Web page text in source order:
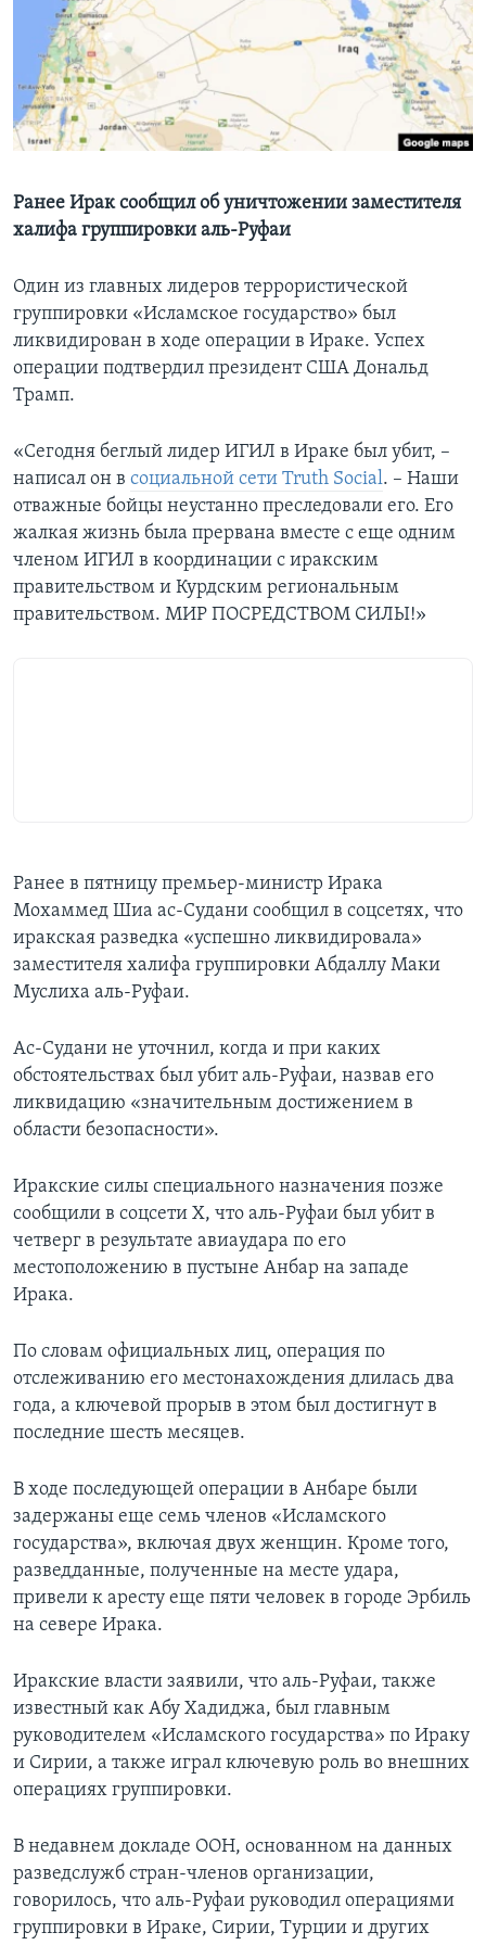
Learning English
СОЦИАЛЬНЫЕ СЕТИ
Языки
Ранее Ирак сообщил об уничтожении заместителя
халифа группировки аль-Руфаи
Один из главных лидеров террористической
группировки «Исламское государство» был
ликвидирован в ходе операции в Ираке. Успех
операции подтвердил президент США Дональд
Трамп.
«Сегодня беглый лидер ИГИЛ в Ираке был убит, –
написал он в социальной сети Truth Social. – Наши
отважные бойцы неустанно преследовали его. Его
жалкая жизнь была прервана вместе с еще одним
членом ИГИЛ в координации с иракским
правительством и Курдским региональным
правительством. МИР ПОСРЕДСТВОМ СИЛЫ!»
Ранее в пятницу премьер-министр Ирака
Мохаммед Шиа ас-Судани сообщил в соцсетях, что
иракская разведка «успешно ликвидировала»
заместителя халифа группировки Абдаллу Маки
Муслиха аль-Руфаи.
Ас-Судани не уточнил, когда и при каких
обстоятельствах был убит аль-Руфаи, назвав его
ликвидацию «значительным достижением в
области безопасности».
Иракские силы специального назначения позже
сообщили в соцсети X, что аль-Руфаи был убит в
четверг в результате авиаудара по его
местоположению в пустыне Анбар на западе
Ирака.
По словам официальных лиц, операция по
отслеживанию его местонахождения длилась два
года, а ключевой прорыв в этом был достигнут в
последние шесть месяцев.
В ходе последующей операции в Анбаре были
задержаны еще семь членов «Исламского
государства», включая двух женщин. Кроме того,
разведданные, полученные на месте удара,
привели к аресту еще пяти человек в городе Эрбиль
на севере Ирака.
Иракские власти заявили, что аль-Руфаи, также
известный как Абу Хадиджа, был главным
руководителем «Исламского государства» по Ираку
и Сирии, а также играл ключевую роль во внешних
операциях группировки.
В недавнем докладе ООН, основанном на данных
разведслужб стран-членов организации,
говорилось, что аль-Руфаи руководил операциями
группировки в Ираке, Сирии, Турции и других